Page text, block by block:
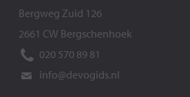
Bergweg Zuid 126
2661 CW Bergschenhoek
020 570 89 81
info@devogids.nl